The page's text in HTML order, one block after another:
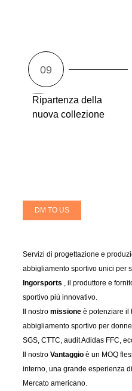
Ripartenza della
nuova collezione
DM TO US
Servizi di progettazione e
abbigliamento sportivo unici per
Ingorsports
, il produttore e
sportivo più innovativo.
Il nostromissioneè potenziare il
abbigliamento sportivo per
SGS, CTTC, audit Adidas FFC,
Il nostroVantaggioè un MOQ
interno, una grande esperienza
Mercato americano.